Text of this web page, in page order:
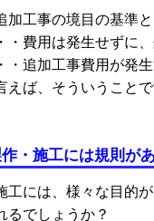
加工事の境目の基準
・費用は発生せずに
・追加工事費用が発生
えば、そういうことで
・施工には規則が
工には、様々な目的
るでしょうか？